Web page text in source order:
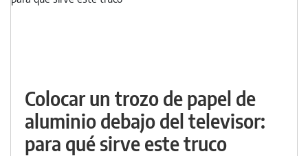
Colocar un trozo de papel de
aluminio debajo del televisor:
para qué sirve este truco